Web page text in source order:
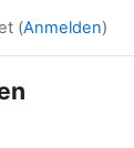
(Anmelden)